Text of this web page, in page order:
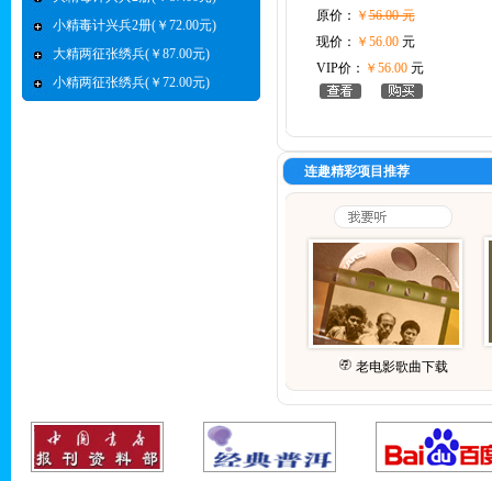
小精毒计兴兵2册(￥72.00元)
大精两征张绣兵(￥87.00元)
小精两征张绣兵(￥72.00元)
原价： ￥56.00 元
现价： ￥56.00元
VIP价： ￥56.00元
连趣精彩项目推荐
老电影歌曲下载